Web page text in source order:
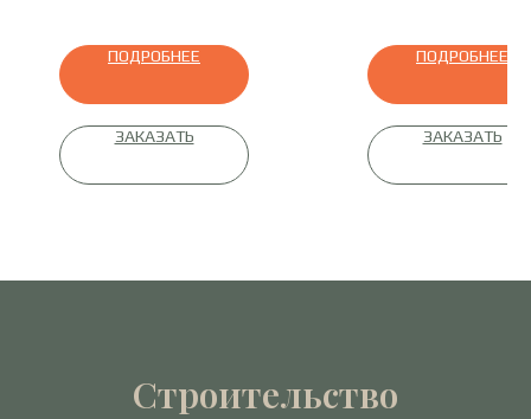
ПОДРОБНЕЕ
ЗАКАЗАТЬ
ПОДРОБНЕЕ
ЗАКАЗАТЬ
Строительство